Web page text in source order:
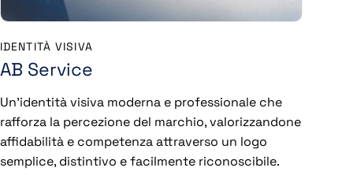
IDENTITÀ VISIVA
AB Service
Un'identità visiva moderna e professionale che
rafforza la percezione del marchio, valorizzandone
affidabilità e competenza attraverso un logo
semplice, distintivo e facilmente riconoscibile.